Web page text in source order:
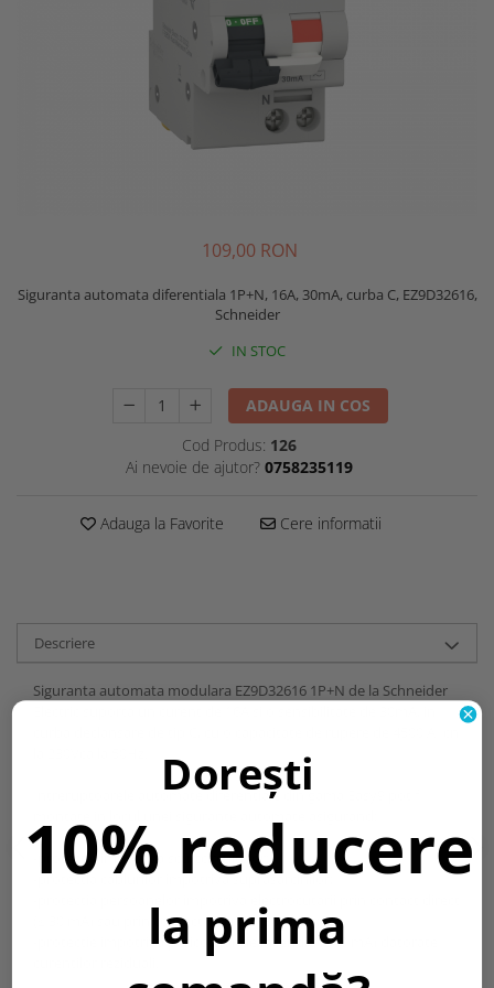
109,00 RON
Siguranta automata diferentiala 1P+N, 16A, 30mA, curba C, EZ9D32616,
Schneider
IN STOC
ADAUGA IN COS
Cod Produs: 126
Ai nevoie de ajutor? 0758235119
Adauga la Favorite Cere informatii
Descriere
Siguranta automata modulara EZ9D32616 1P+N de la Schneider
Intreruptoarele automate diferentiale din gama Easy9 pot fi
-protectie impotriva scurtcircuitelor;
-protectia cablurilor impotriva suprasarcinilor;
(≤ 30 mA) sau prin contact indirect (300 mA);
-protectie impotriva pericolelor de incendiu (300 mA) datorate
Dorești
10% reducere
la prima